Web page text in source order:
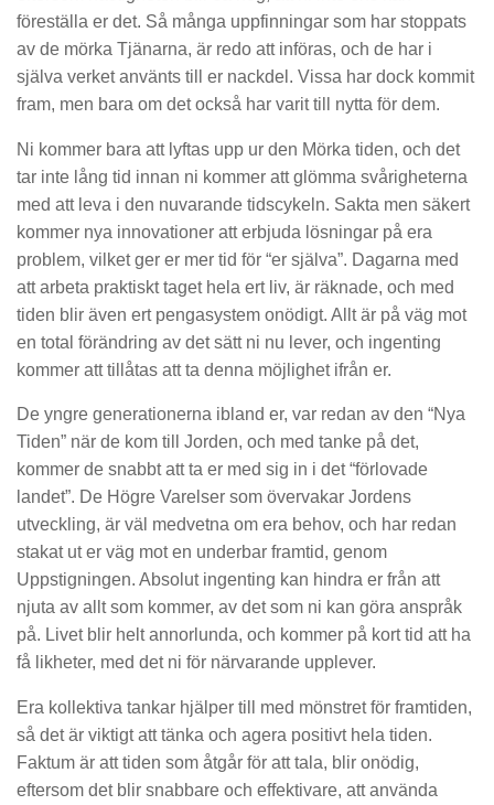
föreställa er det. Så många uppfinningar som har stoppats
av de mörka Tjänarna, är redo att införas, och de har i
själva verket använts till er nackdel. Vissa har dock kommit
fram, men bara om det också har varit till nytta för dem.
Ni kommer bara att lyftas upp ur den Mörka tiden, och det
tar inte lång tid innan ni kommer att glömma svårigheterna
med att leva i den nuvarande tidscykeln. Sakta men säkert
kommer nya innovationer att erbjuda lösningar på era
problem, vilket ger er mer tid för “er själva”. Dagarna med
att arbeta praktiskt taget hela ert liv, är räknade, och med
tiden blir även ert pengasystem onödigt. Allt är på väg mot
en total förändring av det sätt ni nu lever, och ingenting
kommer att tillåtas att ta denna möjlighet ifrån er.
De yngre generationerna ibland er, var redan av den “Nya
Tiden” när de kom till Jorden, och med tanke på det,
kommer de snabbt att ta er med sig in i det “förlovade
landet”. De Högre Varelser som övervakar Jordens
utveckling, är väl medvetna om era behov, och har redan
stakat ut er väg mot en underbar framtid, genom
Uppstigningen. Absolut ingenting kan hindra er från att
njuta av allt som kommer, av det som ni kan göra anspråk
på. Livet blir helt annorlunda, och kommer på kort tid att ha
få likheter, med det ni för närvarande upplever.
Era kollektiva tankar hjälper till med mönstret för framtiden,
så det är viktigt att tänka och agera positivt hela tiden.
Faktum är att tiden som åtgår för att tala, blir onödig,
eftersom det blir snabbare och effektivare, att använda